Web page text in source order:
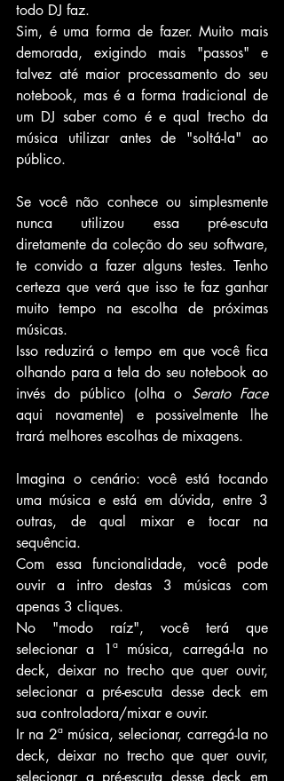
todo DJ faz.
Sim, é uma forma de fazer. Muito mais
demorada, exigindo mais "passos" e
talvez até maior processamento do seu
notebook, mas é a forma tradicional de
um DJ saber como é e qual trecho da
música utilizar antes de "soltá-la" ao
público.
Se você não conhece ou simplesmente
nunca utilizou essa pré-escuta
diretamente da coleção do seu software,
te convido a fazer alguns testes. Tenho
certeza que verá que isso te faz ganhar
muito tempo na escolha de próximas
músicas.
Isso reduzirá o tempo em que você fica
olhando para a tela do seu notebook ao
invés do público (olha o Serato Face
aqui novamente) e possivelmente lhe
trará melhores escolhas de mixagens.
Imagina o cenário: você está tocando
uma música e está em dúvida, entre 3
outras, de qual mixar e tocar na
sequência.
Com essa funcionalidade, você pode
ouvir a intro destas 3 músicas com
apenas 3 cliques.
No "modo raíz", você terá que
selecionar a 1ª música, carregá-la no
deck, deixar no trecho que quer ouvir,
selecionar a pré-escuta desse deck em
sua controladora/mixar e ouvir.
Ir na 2ª música, selecionar, carregá-la no
deck, deixar no trecho que quer ouvir,
selecionar a pré-escuta desse deck em